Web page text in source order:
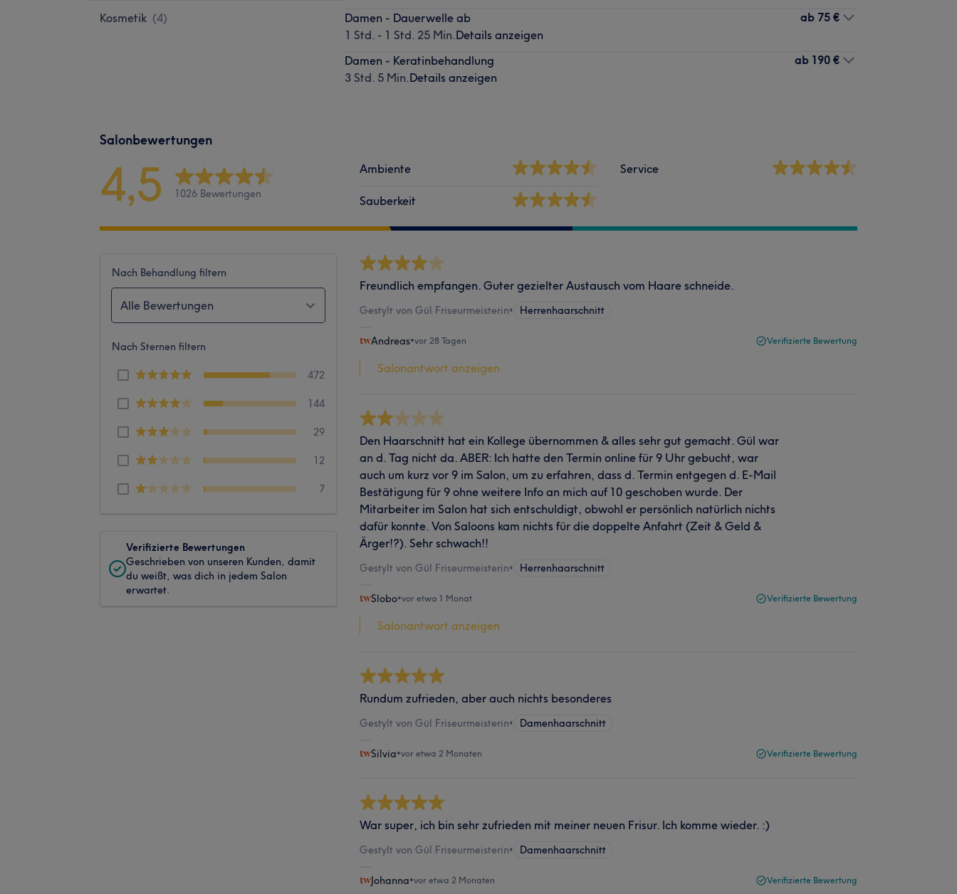
Kosmetik (4)
Damen - Dauerwelle ab
1 Std. - 1 Std. 25 Min.Details anzeigen
ab 75 €
Damen - Keratinbehandlung
3 Std. 5 Min.Details anzeigen
ab 190 €
Salonbewertungen
4,5 1026 Bewertungen
Ambiente
Sauberkeit
Service
Nach Behandlung filtern
Alle Bewertungen
Nach Sternen filtern
472
144
29
12
7
Verifizierte Bewertungen
Geschrieben von unseren Kunden, damit
du weißt, was dich in jedem Salon
erwartet.
Freundlich empfangen. Guter gezielter Austausch vom Haare schneide.
Gestylt von Gül Friseurmeisterin• Herrenhaarschnitt
Andreas•vor 28 Tagen Verifizierte Bewertung
Salonantwort anzeigen
Den Haarschnitt hat ein Kollege übernommen & alles sehr gut gemacht. Gül war
an d. Tag nicht da. ABER: Ich hatte den Termin online für 9 Uhr gebucht, war
auch um kurz vor 9 im Salon, um zu erfahren, dass d. Termin entgegen d. E-Mail
Bestätigung für 9 ohne weitere Info an mich auf 10 geschoben wurde. Der
Mitarbeiter im Salon hat sich entschuldigt, obwohl er persönlich natürlich nichts
dafür konnte. Von Saloons kam nichts für die doppelte Anfahrt (Zeit & Geld &
Ärger!?). Sehr schwach!!
Gestylt von Gül Friseurmeisterin• Herrenhaarschnitt
Slobo•vor etwa 1 Monat Verifizierte Bewertung
Salonantwort anzeigen
Rundum zufrieden, aber auch nichts besonderes
Gestylt von Gül Friseurmeisterin• Damenhaarschnitt
Silvia•vor etwa 2 Monaten Verifizierte Bewertung
War super, ich bin sehr zufrieden mit meiner neuen Frisur. Ich komme wieder. :)
Gestylt von Gül Friseurmeisterin• Damenhaarschnitt
Johanna•vor etwa 2 Monaten Verifizierte Bewertung